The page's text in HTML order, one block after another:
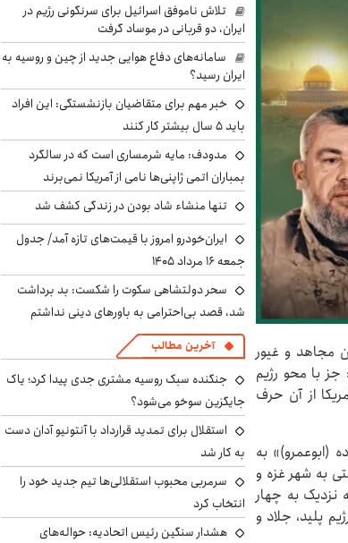
مجاهد و غیور
با محو رژیم
از آن حرف
(ابوعمرو)» به
به شهر غزه و
نزدیک به چهار
پلید، جلاد و
تلاش ناموفق اسرائیل برای سرنگونی رژیم در
ایران، دو قربانی در موساد گرفت
سامانه‌های دفاع هوایی جدید از چین و روسیه به
ایران رسید؟
خبر مهم برای متقاضیان بازنشستگی: این افراد
باید ۵ سال بیشتر کار کنند
مدودف: مایه شرمساری است که در سالگرد
بمباران اتمی ژاپنی‌ها نامی از آمریکا نمی‌برند
تنها منشاء شاد بودن در زندگی کشف شد
ایران‌خودرو امروز با قیمت‌های تازه آمد/ جدول
جمعه ۱۶ مرداد ۱۴۰۵
سحر دولتشاهی سکوت را شکست: بد برداشت
شد، قصد بی‌احترامی به باورهای دینی نداشتم
آخرین مطالب
جنگنده سبک روسیه مشتری جدی پیدا کرد؛ یاک
جایگزین سوخو می‌شود؟
استقلال برای تمدید قرارداد با آنتونیو آدان دست
به کار شد
سرمربی محبوب استقلالی‌ها تیم جدید خود را
انتخاب کرد
هشدار سنگین رئیس اتحادیه: حواله‌های